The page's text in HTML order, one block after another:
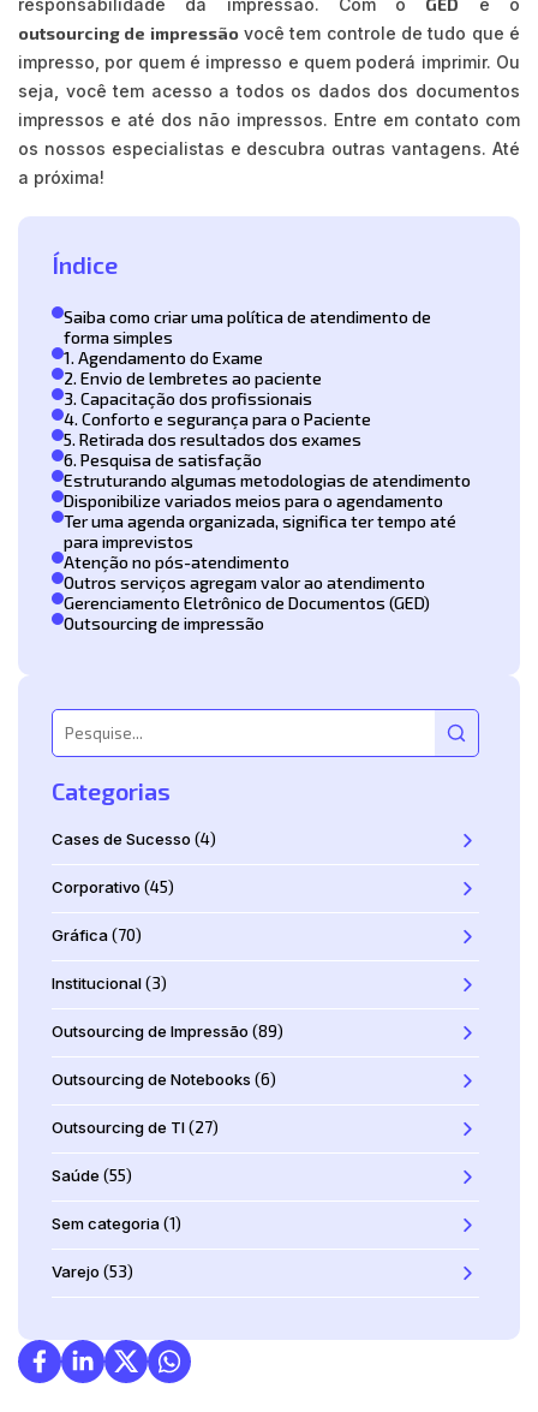
outsourcing de impressãovocê tem controle de tudo que é
impresso, por quem é impresso e quem poderá imprimir. Ou
seja, você tem acesso a todos os dados dos documentos
impressos e até dos não impressos. Entre em contato com
os nossos especialistas e descubra outras vantagens. Até
a próxima!
Índice
Saiba como criar uma política de atendimento de
forma simples
1. Agendamento do Exame
2. Envio de lembretes ao paciente
3. Capacitação dos profissionais
4. Conforto e segurança para o Paciente
5. Retirada dos resultados dos exames
6. Pesquisa de satisfação
Estruturando algumas metodologias de atendimento
Disponibilize variados meios para o agendamento
Ter uma agenda organizada, significa ter tempo até
para imprevistos
Atenção no pós-atendimento
Outros serviços agregam valor ao atendimento
Gerenciamento Eletrônico de Documentos (GED)
Outsourcing de impressão
Categorias
Cases de Sucesso (4)
Corporativo (45)
Gráfica(70)
Institucional(3)
Outsourcing de Impressão (89)
Outsourcing de Notebooks (6)
Outsourcing de TI(27)
Saúde (55)
Sem categoria(1)
Varejo (53)